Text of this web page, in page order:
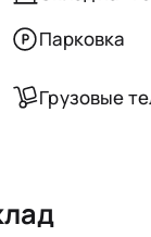
Парковка
Грузовые